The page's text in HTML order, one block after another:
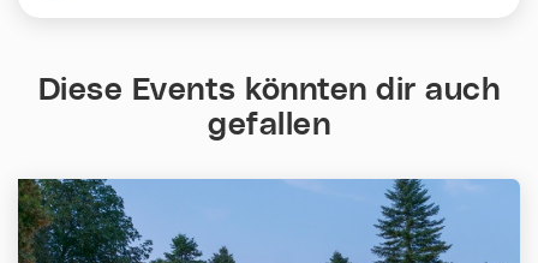
Diese Events könnten dir auch
gefallen